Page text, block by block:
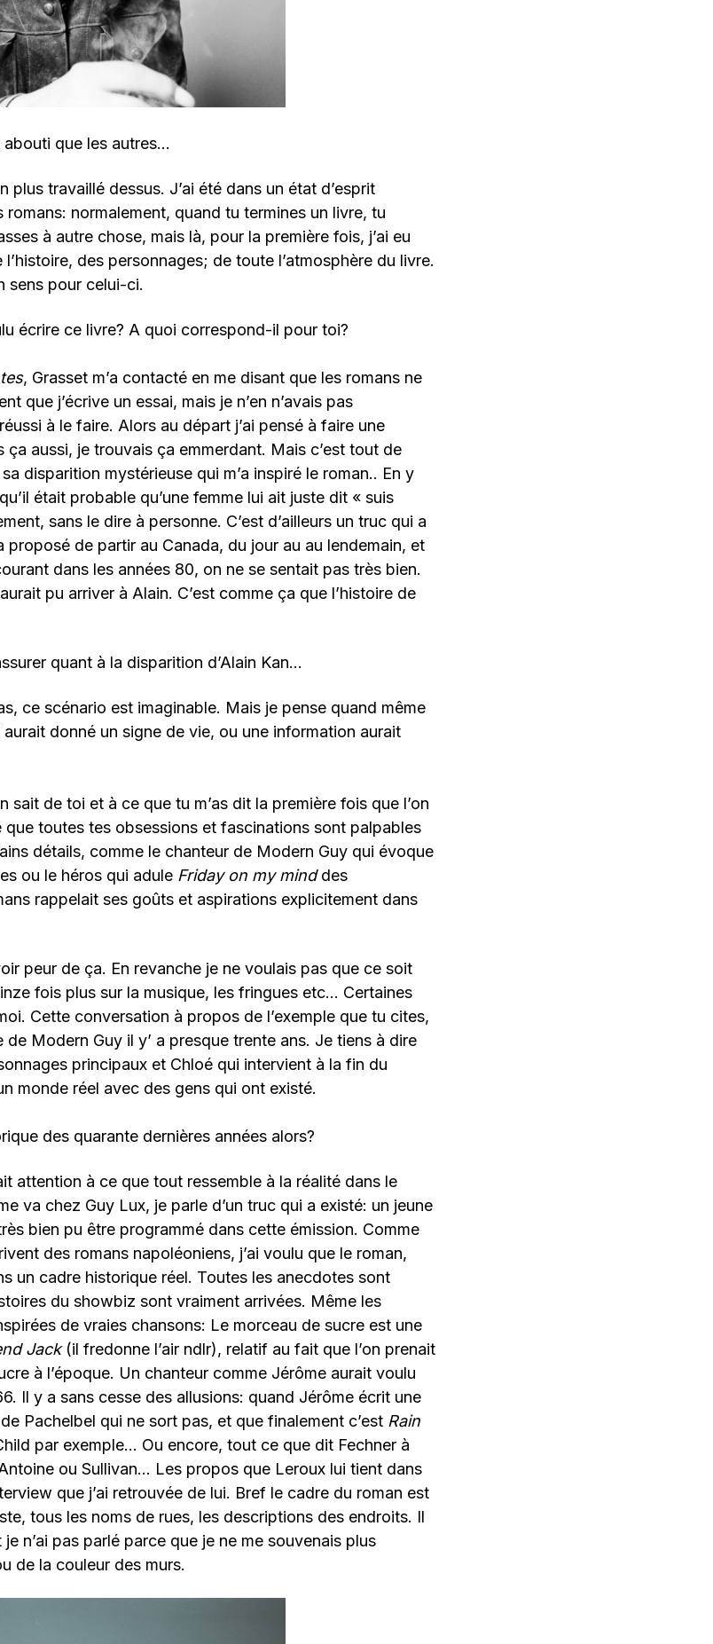
abouti que les autres…
plus travaillé dessus. J’ai été dans un état d’esprit
normalement, quand tu termines un livre, tu
à autre chose, mais là, pour la première fois, j’ai eu
des personnages; de toute l’atmosphère du livre.
sens pour celui-ci.
écrire ce livre? A quoi correspond-il pour toi?
, Grasset m’a contacté en me disant que les romans ne
que j’écrive un essai, mais je n’en n’avais pas
à le faire. Alors au départ j’ai pensé à faire une
ça aussi, je trouvais ça emmerdant. Mais c’est tout de
sa disparition mystérieuse qui m’a inspiré le roman.. En y
était probable qu’une femme lui ait juste dit « suis
sans le dire à personne. C’est d’ailleurs un truc qui a
proposé de partir au Canada, du jour au au lendemain, et
dans les années 80, on ne se sentait pas très bien.
pu arriver à Alain. C’est comme ça que l’histoire de
quant à la disparition d’Alain Kan…
ce scénario est imaginable. Mais je pense quand même
donné un signe de vie, ou une information aurait
sait de toi et à ce que tu m’as dit la première fois que l’on
que toutes tes obsessions et fascinations sont palpables
détails, comme le chanteur de Modern Guy qui évoque
ou le héros qui adule Friday on my minddes
rappelait ses goûts et aspirations explicitement dans
peur de ça. En revanche je ne voulais pas que ce soit
fois plus sur la musique, les fringues etc… Certaines
Cette conversation à propos de l’exemple que tu cites,
de Modern Guy il y’ a presque trente ans. Je tiens à dire
principaux et Chloé qui intervient à la fin du
monde réel avec des gens qui ont existé.
des quarante dernières années alors?
attention à ce que tout ressemble à la réalité dans le
va chez Guy Lux, je parle d’un truc qui a existé: un jeune
bien pu être programmé dans cette émission. Comme
des romans napoléoniens, j’ai voulu que le roman,
un cadre historique réel. Toutes les anecdotes sont
du showbiz sont vraiment arrivées. Même les
de vraies chansons: Le morceau de sucre est une
Jack(il fredonne l’air ndlr), relatif au fait que l’on prenait
à l’époque. Un chanteur comme Jérôme aurait voulu
Il y a sans cesse des allusions: quand Jérôme écrit une
Pachelbel qui ne sort pas, et que finalement c’est Rain
par exemple… Ou encore, tout ce que dit Fechner à
ou Sullivan… Les propos que Leroux lui tient dans
que j’ai retrouvée de lui. Bref le cadre du roman est
tous les noms de rues, les descriptions des endroits. Il
n’ai pas parlé parce que je ne me souvenais plus
de la couleur des murs.